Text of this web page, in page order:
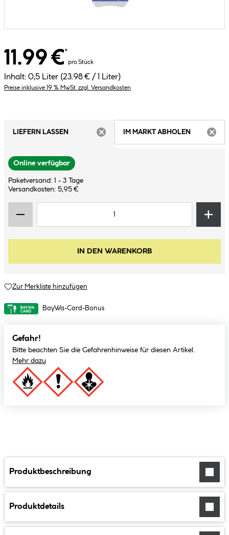
11.99 €*
pro Stück
Inhalt: 0,5 Liter (23.98 € / 1 Liter)
Preise inklusive 19 % MwSt. zzgl. Versandkosten
LIEFERN LASSEN
IM MARKT ABHOLEN
Online verfügbar
Paketversand: 1 - 3 Tage
Versandkosten: 5,95 €
IN DEN WARENKORB
Zur Merkliste hinzufügen
BayWa-Card-Bonus
Gefahr!
Bitte beachten Sie die Gefahrenhinweise für diesen Artikel.
Mehr dazu
Produktbeschreibung
Produktdetails